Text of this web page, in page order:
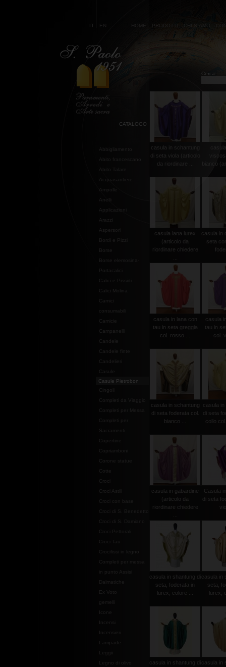
IT EN HOME PRODOTTI CHI SIAMO
Cerca:
CATALOGO
Abbigliamento
Abito francescano
Abito Talare
Acquasantiere
Ampolle
Anelli
Applicazioni
Arazzi
Aspersori
Bordi e Pizzi
Borse
Borse elemosina-
Portacalici
Calici e Pissidi
Calici Molina
Campanelli
Candele
Candele finte
Candelieri
Casule
Casule Pietrobon
Cingoli
Completi da Viaggio
Completi per Messa
Completi per
Sacramenti
Copertine
Copriamboni
Corone statue
Cotte
Croci
Croci Astili
Croci con base
Croci di S. Benedetto
Croci di S. Damiano
Croci Pettorali
Croci Tau
Crocifissi in legno
Completi per messa
in punto Assisi
Dalmatiche
Ex Voto
gemelli
Leggii
Legno di olivo
casula in schantung
di seta viola (articolo
da riordinare ...
bianco
casula lana lurex
(articolo da
riordinare chiedere
casula in
seta
casula in lana con
tau in seta greggia
col. rosso ...
casula
tau in
col.
casula in schantung
di seta foderata col.
bianco ...
casula
di seta
collo
casula in gabardine
(articolo da
riordinare chiedere
Casula
di seta
casula in shantung di
seta, foderata in
lurex, colore ...
casula in
seta,
lurex,
casula in shantung di casula in